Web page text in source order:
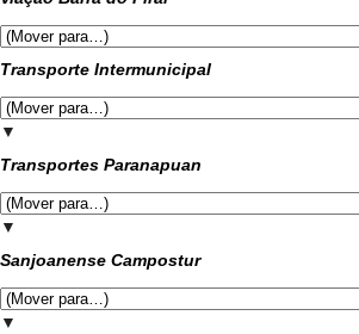
Transporte Intermunicipal
▼
Transportes Paranapuan
▼
Sanjoanense Campostur
▼